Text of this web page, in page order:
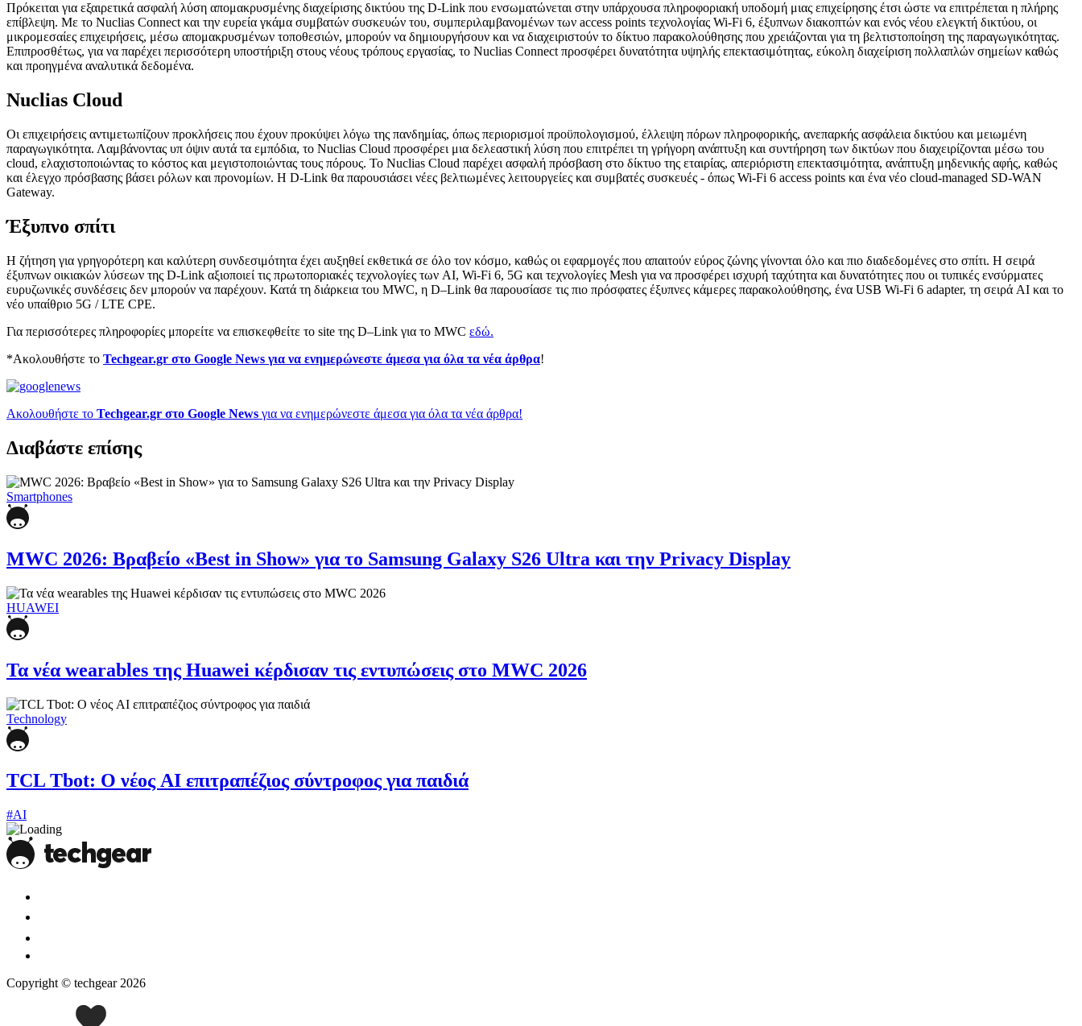
Πρόκειται για εξαιρετικά ασφαλή λύση απομακρυσμένης διαχείρισης δικτύου της D-Link που ενσωματώνεται στην υπάρχουσα πληροφοριακή υποδομή μιας επιχείρησης έτσι ώστε να επιτρέπεται η πλήρης
επίβλεψη. Με το Nuclias Connect και την ευρεία γκάμα συμβατών συσκευών του, συμπεριλαμβανομένων των access points τεχνολογίας Wi-Fi 6, έξυπνων διακοπτών και ενός νέου ελεγκτή δικτύου, οι
μικρομεσαίες επιχειρήσεις, μέσω απομακρυσμένων τοποθεσιών, μπορούν να δημιουργήσουν και να διαχειριστούν το δίκτυο παρακολούθησης που χρειάζονται για τη βελτιστοποίηση της παραγωγικότητας.
Επιπροσθέτως, για να παρέχει περισσότερη υποστήριξη στους νέους τρόπους εργασίας, το Nuclias Connect προσφέρει δυνατότητα υψηλής επεκτασιμότητας, εύκολη διαχείριση πολλαπλών σημείων καθώς
και προηγμένα αναλυτικά δεδομένα.
Nuclias Cloud
Οι επιχειρήσεις αντιμετωπίζουν προκλήσεις που έχουν προκύψει λόγω της πανδημίας, όπως περιορισμοί προϋπολογισμού, έλλειψη πόρων πληροφορικής, ανεπαρκής ασφάλεια δικτύου και μειωμένη
παραγωγικότητα. Λαμβάνοντας υπ όψιν αυτά τα εμπόδια, το Nuclias Cloud προσφέρει μια δελεαστική λύση που επιτρέπει τη γρήγορη ανάπτυξη και συντήρηση των δικτύων που διαχειρίζονται μέσω του
cloud, ελαχιστοποιώντας το κόστος και μεγιστοποιώντας τους πόρους. Το Nuclias Cloud παρέχει ασφαλή πρόσβαση στο δίκτυο της εταιρίας, απεριόριστη επεκτασιμότητα, ανάπτυξη μηδενικής αφής, καθώς
και έλεγχο πρόσβασης βάσει ρόλων και προνομίων. Η D-Link θα παρουσιάσει νέες βελτιωμένες λειτουργείες και συμβατές συσκευές - όπως Wi-Fi 6 access points και ένα νέο cloud-managed SD-WAN
Gateway.
Έξυπνο σπίτι
Η ζήτηση για γρηγορότερη και καλύτερη συνδεσιμότητα έχει αυξηθεί εκθετικά σε όλο τον κόσμο, καθώς οι εφαρμογές που απαιτούν εύρος ζώνης γίνονται όλο και πιο διαδεδομένες στο σπίτι. Η σειρά
έξυπνων οικιακών λύσεων της D-Link αξιοποιεί τις πρωτοποριακές τεχνολογίες των AI, Wi-Fi 6, 5G και τεχνολογίες Mesh για να προσφέρει ισχυρή ταχύτητα και δυνατότητες που οι τυπικές ενσύρματες
ευρυζωνικές συνδέσεις δεν μπορούν να παρέχουν. Κατά τη διάρκεια του MWC, η D–Link θα παρουσίασε τις πιο πρόσφατες έξυπνες κάμερες παρακολούθησης, ένα USB Wi-Fi 6 adapter, τη σειρά AI και το
νέο υπαίθριο 5G / LTE CPE.
Για περισσότερες πληροφορίες μπορείτε να επισκεφθείτε το site της D–Link για το MWC εδώ.
*Ακολουθήστε το Techgear.gr στο Google News για να ενημερώνεστε άμεσα για όλα τα νέα άρθρα!
Ακολουθήστε το Techgear.gr στο Google News για να ενημερώνεστε άμεσα για όλα τα νέα άρθρα!
Διαβάστε επίσης
Smartphones
MWC 2026: Βραβείο «Best in Show» για το Samsung Galaxy S26 Ultra και την Privacy Display
HUAWEI
Τα νέα wearables της Huawei κέρδισαν τις εντυπώσεις στο MWC 2026
Technology
TCL Tbot: Ο νέος AI επιτραπέζιος σύντροφος για παιδιά
#AI
Copyright © techgear 2026